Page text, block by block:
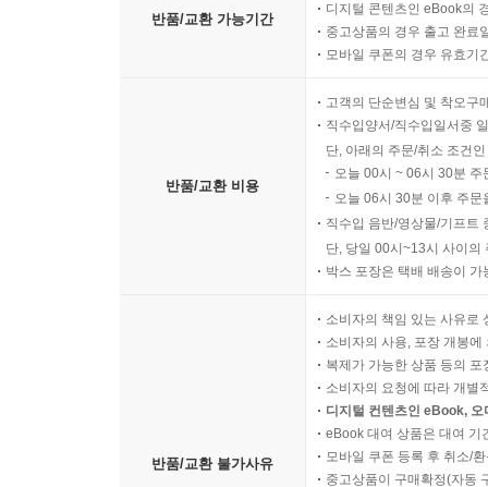
반품/교환 가능기간
디지털 콘텐츠인 eBook의
중고상품의 경우 출고 완료
모바일 쿠폰의 경우 유효기
반품/교환 비용
고객의 단순변심 및 착오구
직수입양서/직수입일서중
단, 아래의 주문/취소 조건
오늘 00시 ~ 06시 30분
오늘 06시 30분 이후 주
직수입 음반/영상물/기프트
단, 당일 00시~13시 사이의
박스 포장은 택배 배송이
반품/교환 불가사유
소비자의 책임 있는 사유로
소비자의 사용, 포장 개봉
복제가 가능한 상품 등의
소비자의 요청에 따라 개별
디지털 컨텐츠인 eBook,
eBook 대여 상품은 대여 기
모바일 쿠폰 등록 후 취소/
중고상품이 구매확정(자동